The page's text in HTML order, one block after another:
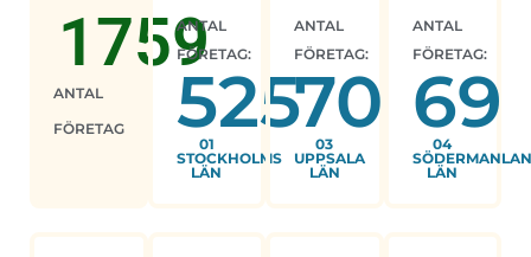
ANTAL
FÖRETAG
1759
ANTAL
FÖRETAG:
525
01
STOCKHOLMS
LÄN
ANTAL
FÖRETAG:
70
03
UPPSALA
LÄN
ANTAL
FÖRETAG:
69
04
LÄN